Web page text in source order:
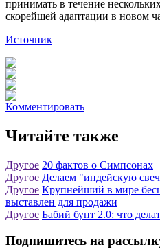
принимать в течение
скорейшей адаптации в новом
Источник
Комментировать
Читайте также
Другое 20 фактов о Симпсонах
Другое Делаем "индейскую
Другое Крупнейший в мире
выставлен для продажи
Другое Бабий бунт 2.0: что
Подпишитесь на